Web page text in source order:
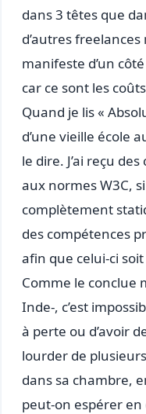
dans 3 têtes que
d’autres
manifeste d’un
car ce sont les
Quand je lis «
d’une vieille école
le dire. J’ai reçu
aux normes W3C,
complètement
des compétences
afin que celui-ci
Comme le conclue
Inde-, c’est
à perte ou d’avoir
lourder de
dans sa chambre,
peut-on espérer en